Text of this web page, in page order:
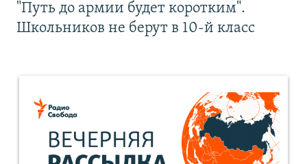
"Путь до армии будет коротким".
Школьников не берут в 10-й класс